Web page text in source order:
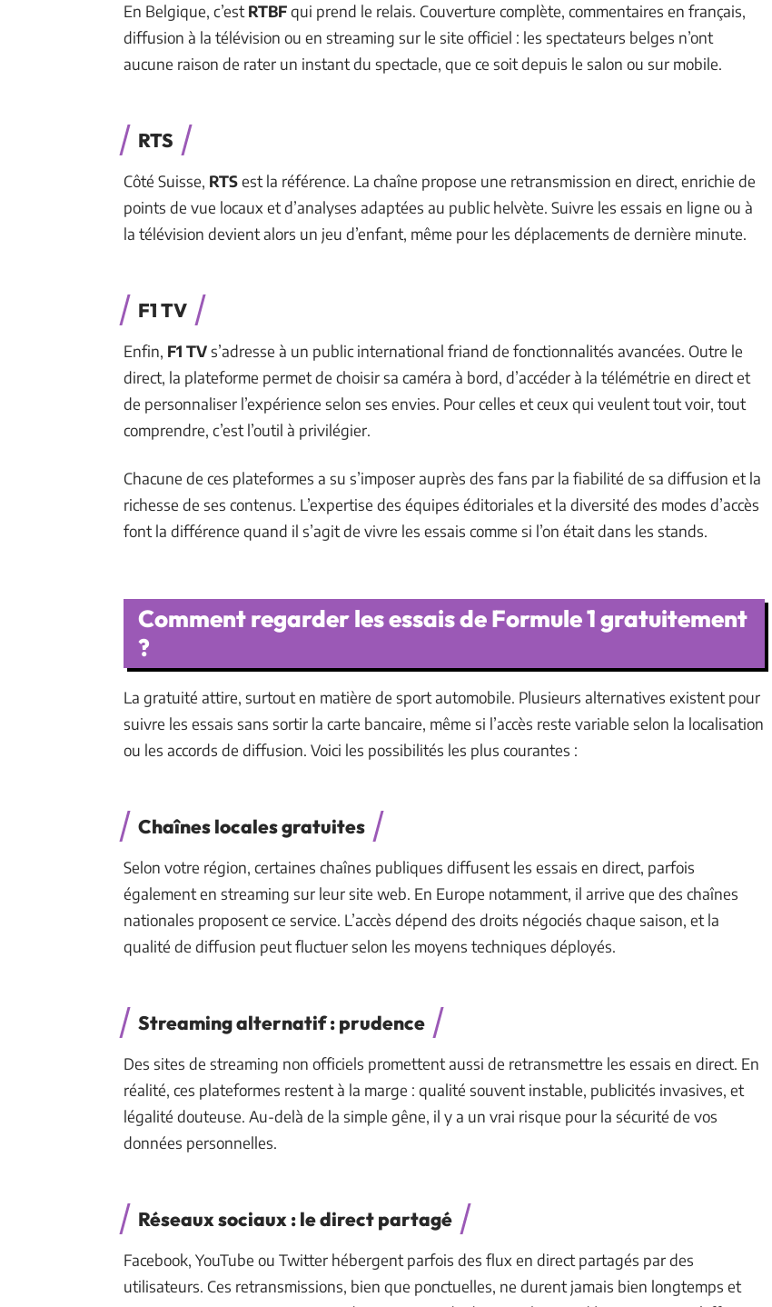
En Belgique, c’est RTBFqui prend le relais. Couverture complète, commentaires en français,
diffusion à la télévision ou en streaming sur le site officiel : les spectateurs belges n’ont
aucune raison de rater un instant du spectacle, que ce soit depuis le salon ou sur mobile.
RTS
Côté Suisse, RTSest la référence. La chaîne propose une retransmission en direct, enrichie de
points de vue locaux et d’analyses adaptées au public helvète. Suivre les essais en ligne ou à
la télévision devient alors un jeu d’enfant, même pour les déplacements de dernière minute.
F1 TV
Enfin, F1 TVs’adresse à un public international friand de fonctionnalités avancées. Outre le
direct, la plateforme permet de choisir sa caméra à bord, d’accéder à la télémétrie en direct et
de personnaliser l’expérience selon ses envies. Pour celles et ceux qui veulent tout voir, tout
comprendre, c’est l’outil à privilégier.
Chacune de ces plateformes a su s’imposer auprès des fans par la fiabilité de sa diffusion et la
richesse de ses contenus. L’expertise des équipes éditoriales et la diversité des modes d’accès
font la différence quand il s’agit de vivre les essais comme si l’on était dans les stands.
Comment regarder les essais de Formule 1 gratuitement
?
La gratuité attire, surtout en matière de sport automobile. Plusieurs alternatives existent pour
suivre les essais sans sortir la carte bancaire, même si l’accès reste variable selon la localisation
ou les accords de diffusion. Voici les possibilités les plus courantes :
Chaînes locales gratuites
Selon votre région, certaines chaînes publiques diffusent les essais en direct, parfois
également en streaming sur leur site web. En Europe notamment, il arrive que des chaînes
nationales proposent ce service. L’accès dépend des droits négociés chaque saison, et la
qualité de diffusion peut fluctuer selon les moyens techniques déployés.
Streaming alternatif : prudence
Des sites de streaming non officiels promettent aussi de retransmettre les essais en direct. En
réalité, ces plateformes restent à la marge : qualité souvent instable, publicités invasives, et
légalité douteuse. Au-delà de la simple gêne, il y a un vrai risque pour la sécurité de vos
données personnelles.
Réseaux sociaux : le direct partagé
Facebook, YouTube ou Twitter hébergent parfois des flux en direct partagés par des
utilisateurs. Ces retransmissions, bien que ponctuelles, ne durent jamais bien longtemps et